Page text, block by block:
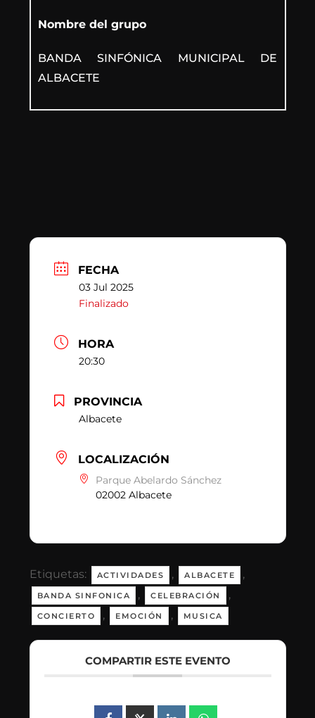
Nombre del grupo
BANDA SINFÓNICA MUNICIPAL DE
ALBACETE
FECHA
03 Jul 2025
Finalizado
HORA
20:30
PROVINCIA
Albacete
LOCALIZACIÓN
Parque Abelardo Sánchez
02002 Albacete
Etiquetas: ACTIVIDADES , ALBACETE ,
BANDA SINFONICA , CELEBRACIÓN ,
CONCIERTO , EMOCIÓN , MUSICA
COMPARTIR ESTE EVENTO